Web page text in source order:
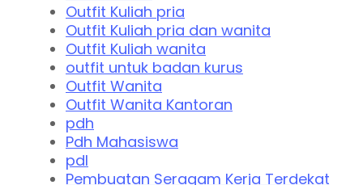
Outfit Kuliah pria
Outfit Kuliah pria dan wanita
Outfit Kuliah wanita
outfit untuk badan kurus
Outfit Wanita
Outfit Wanita Kantoran
pdh
Pdh Mahasiswa
pdl
Pembuatan Seragam Kerja Terdekat